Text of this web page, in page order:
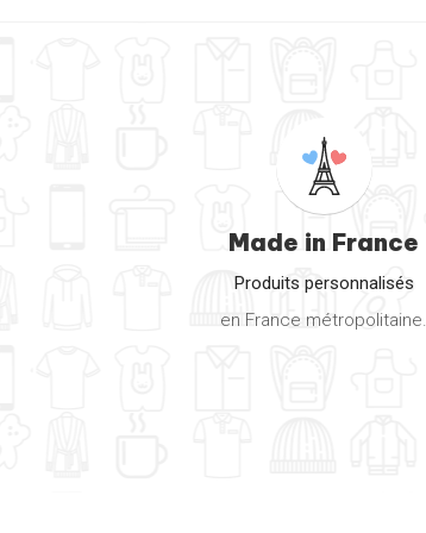
Made in France
Produits personnalisés
en France métropolitaine.